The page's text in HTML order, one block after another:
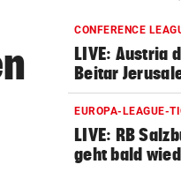
CONFERENCE
LIVE: Austria
Beitar
EUROPA-LEAGUE-
LIVE: RB
geht bald